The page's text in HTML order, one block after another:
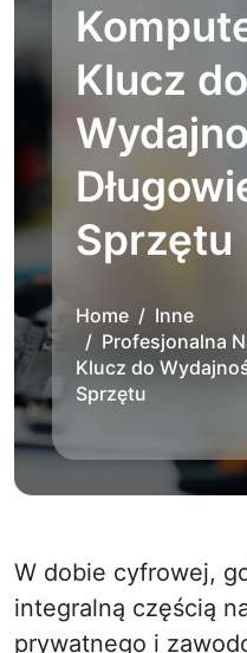
Klucz do
Sprzętu
Home
Inne
Profesjonalna
Klucz do
Sprzętu
W dobie cyfrowej, gdzie komputery są
integralną częścią
prywatnego i